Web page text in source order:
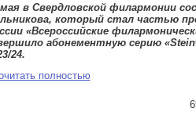
в Свердловской филармонии
который стал частью
«Всероссийские
абонементную серию
24.
полностью